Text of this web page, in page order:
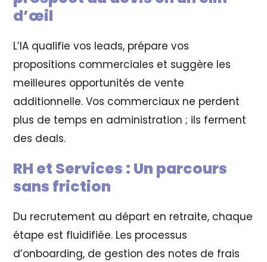
d’œil
L’IA qualifie vos leads, prépare vos
propositions commerciales et suggère les
meilleures opportunités de vente
additionnelle. Vos commerciaux ne perdent
plus de temps en administration ; ils ferment
des deals.
RH et Services : Un parcours
sans friction
Du recrutement au départ en retraite, chaque
étape est fluidifiée. Les processus
d’onboarding, de gestion des notes de frais